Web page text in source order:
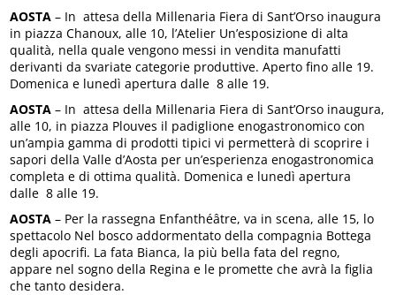
AOSTA – In attesa della Millenaria Fiera di Sant’Orso inaugura
in piazza Chanoux, alle 10, l’Atelier Un’esposizione di alta
qualità, nella quale vengono messi in vendita manufatti
derivanti da svariate categorie produttive. Aperto fino alle 19.
Domenica e lunedì apertura dalle 8 alle 19.
AOSTA – In attesa della Millenaria Fiera di Sant’Orso inaugura,
alle 10, in piazza Plouves il padiglione enogastronomico con
un’ampia gamma di prodotti tipici vi permetterà di scoprire i
sapori della Valle d’Aosta per un’esperienza enogastronomica
completa e di ottima qualità. Domenica e lunedì apertura
dalle 8 alle 19.
AOSTA – Per la rassegna Enfanthéâtre, va in scena, alle 15, lo
spettacolo Nel bosco addormentato della compagnia Bottega
degli apocrifi. La fata Bianca, la più bella fata del regno,
appare nel sogno della Regina e le promette che avrà la figlia
che tanto desidera.